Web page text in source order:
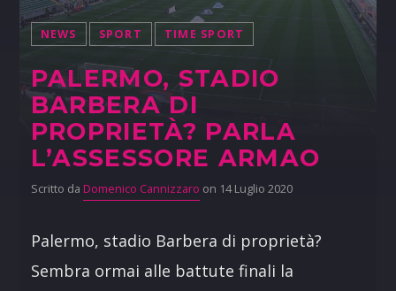
NEWS SPORT TIME SPORT
PALERMO, STADIO
BARBERA DI
PROPRIETÀ? PARLA
L’ASSESSORE ARMAO
Scritto da Domenico Cannizzaro on 14 Luglio 2020
Palermo, stadio Barbera di proprietà?
Sembra ormai alle battute finali la